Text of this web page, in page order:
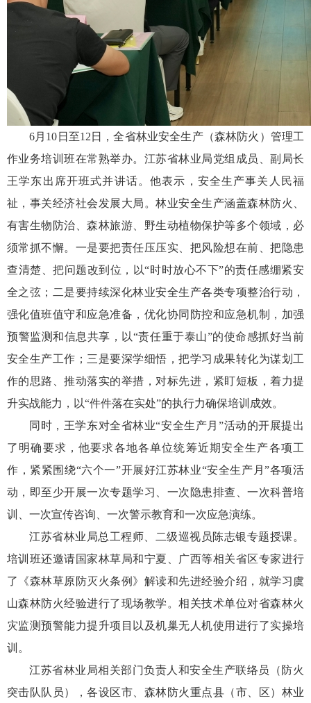
6月10日至12日，全省林业安全生产（森林防火）管理工
作业务培训班在常熟举办。江苏省林业局党组成员、副局长
王学东出席开班式并讲话。他表示，安全生产事关人民福
祉，事关经济社会发展大局。林业安全生产涵盖森林防火、
有害生物防治、森林旅游、野生动植物保护等多个领域，必
须常抓不懈。一是要把责任压压实、把风险想在前、把隐患
查清楚、把问题改到位，以“时时放心不下”的责任感绷紧安
全之弦；二是要持续深化林业安全生产各类专项整治行动，
强化值班值守和应急准备，优化协同防控和应急机制，加强
预警监测和信息共享，以“责任重于泰山”的使命感抓好当前
安全生产工作；三是要深学细悟，把学习成果转化为谋划工
作的思路、推动落实的举措，对标先进，紧盯短板，着力提
升实战能力，以“件件落在实处”的执行力确保培训成效。
同时，王学东对全省林业“安全生产月”活动的开展提出
了明确要求，他要求各地各单位统筹近期安全生产各项工
作，紧紧围绕“六个一”开展好江苏林业“安全生产月”各项活
动，即至少开展一次专题学习、一次隐患排查、一次科普培
训、一次宣传咨询、一次警示教育和一次应急演练。
江苏省林业局总工程师、二级巡视员陈志银专题授课。
培训班还邀请国家林草局和宁夏、广西等相关省区专家进行
了《森林草原防灭火条例》解读和先进经验介绍，就学习虞
山森林防火经验进行了现场教学。相关技术单位对省森林火
灾监测预警能力提升项目以及机巢无人机使用进行了实操培
训。
江苏省林业局相关部门负责人和安全生产联络员（防火
突击队队员），各设区市、森林防火重点县（市、区）林业